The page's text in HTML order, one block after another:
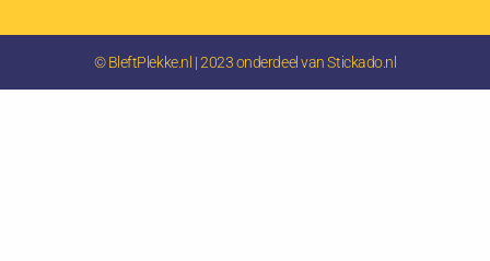
© BleftPlekke.nl | 2023 onderdeel van Stickado.nl